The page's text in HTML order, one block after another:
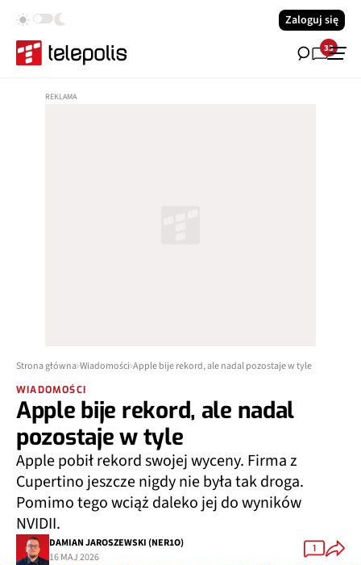
Zaloguj się
33
Strona główna Wiadomości Apple bije rekord, ale nadal pozostaje w tyle
WIADOMOŚCI
Apple bije rekord, ale nadal
pozostaje w tyle
Apple pobił rekord swojej wyceny. Firma z
Cupertino jeszcze nigdy nie była tak droga.
Pomimo tego wciąż daleko jej do wyników
NVIDII.
DAMIAN JAROSZEWSKI (NER1O)
16 MAJ 2026
1